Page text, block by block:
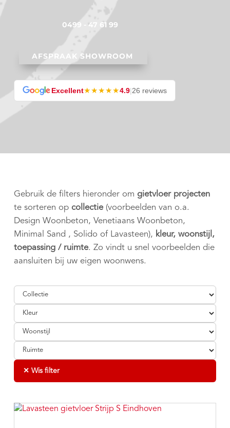
0499 - 47 61 99
AFSPRAAK SHOWROOM
Excellent★★★★★4.9|26 reviews
Gebruik de filters hieronder omgietvloer projecten
te sorteren opcollectie(voorbeelden van o.a.
Design Woonbeton, Venetiaans Woonbeton,
Minimal Sand , Solido of Lavasteen), kleur, woonstijl,
toepassing / ruimte. Zo vindt u snel voorbeelden die
aansluiten bij uw eigen woonwens.
✕ Wis filter